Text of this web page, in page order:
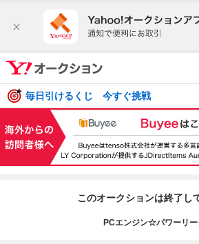
毎日引けるくじ 今すぐ挑戦
このオークションは終了し
PCエンジン☆パワーリー